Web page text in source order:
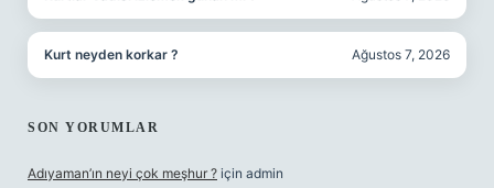
Kurt neyden korkar ? Ağustos 7, 2026
SON YORUMLAR
Adıyaman’ın neyi çok meşhur ? için admin